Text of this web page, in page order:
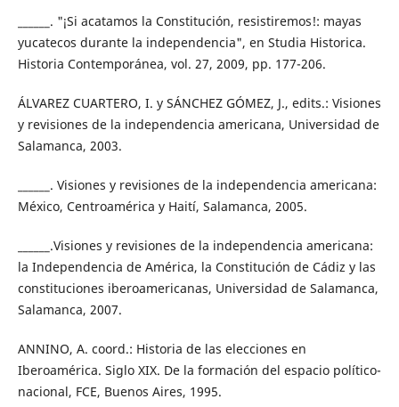
______. "¡Si acatamos la Constitución, resistiremos!: mayas
yucatecos durante la independencia", en Studia Historica.
Historia Contemporánea, vol. 27, 2009, pp. 177-206.
ÁLVAREZ CUARTERO, I. y SÁNCHEZ GÓMEZ, J., edits.: Visiones
y revisiones de la independencia americana, Universidad de
Salamanca, 2003.
______. Visiones y revisiones de la independencia americana:
México, Centroamérica y Haití, Salamanca, 2005.
______.Visiones y revisiones de la independencia americana:
la Independencia de América, la Constitución de Cádiz y las
constituciones iberoamericanas, Universidad de Salamanca,
Salamanca, 2007.
ANNINO, A. coord.: Historia de las elecciones en
Iberoamérica. Siglo XIX. De la formación del espacio político-
nacional, FCE, Buenos Aires, 1995.